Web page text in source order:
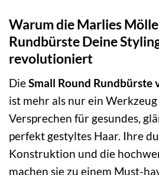
Warum die Marlies
Rundbürste Deine
revolutioniert
DieSmall Round
ist mehr als nur ein Werkzeug
Versprechen für gesundes,
perfekt gestyltes Haar. Ihre
Konstruktion und die
machen sie zu einem Must-